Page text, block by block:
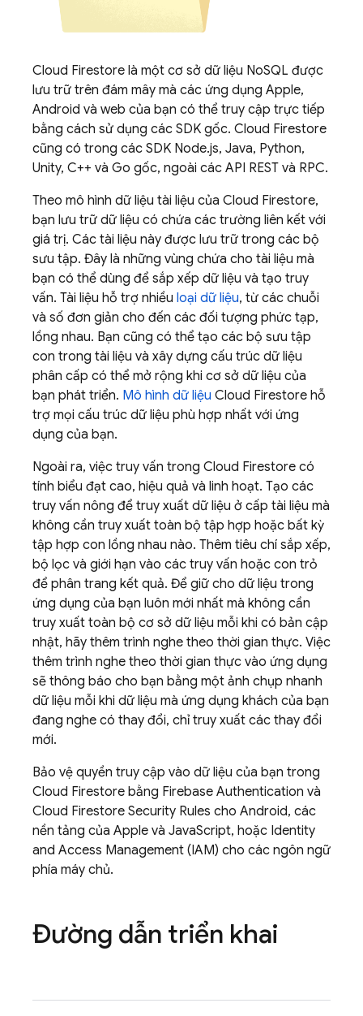
Cloud Firestore là một cơ sở dữ liệu NoSQL được
lưu trữ trên đám mây mà các ứng dụng Apple,
Android và web của bạn có thể truy cập trực tiếp
bằng cách sử dụng các SDK gốc. Cloud Firestore
cũng có trong các SDK Node.js, Java, Python,
Unity, C++ và Go gốc, ngoài các API REST và RPC.
Theo mô hình dữ liệu tài liệu của Cloud Firestore,
bạn lưu trữ dữ liệu có chứa các trường liên kết với
giá trị. Các tài liệu này được lưu trữ trong các bộ
sưu tập. Đây là những vùng chứa cho tài liệu mà
bạn có thể dùng để sắp xếp dữ liệu và tạo truy
vấn. Tài liệu hỗ trợ nhiều loại dữ liệu, từ các chuỗi
và số đơn giản cho đến các đối tượng phức tạp,
lồng nhau. Bạn cũng có thể tạo các bộ sưu tập
con trong tài liệu và xây dựng cấu trúc dữ liệu
phân cấp có thể mở rộng khi cơ sở dữ liệu của
bạn phát triển. Mô hình dữ liệu Cloud Firestore hỗ
trợ mọi cấu trúc dữ liệu phù hợp nhất với ứng
dụng của bạn.
Ngoài ra, việc truy vấn trong Cloud Firestore có
tính biểu đạt cao, hiệu quả và linh hoạt. Tạo các
truy vấn nông để truy xuất dữ liệu ở cấp tài liệu mà
không cần truy xuất toàn bộ tập hợp hoặc bất kỳ
tập hợp con lồng nhau nào. Thêm tiêu chí sắp xếp,
bộ lọc và giới hạn vào các truy vấn hoặc con trỏ
để phân trang kết quả. Để giữ cho dữ liệu trong
ứng dụng của bạn luôn mới nhất mà không cần
truy xuất toàn bộ cơ sở dữ liệu mỗi khi có bản cập
nhật, hãy thêm trình nghe theo thời gian thực. Việc
thêm trình nghe theo thời gian thực vào ứng dụng
sẽ thông báo cho bạn bằng một ảnh chụp nhanh
dữ liệu mỗi khi dữ liệu mà ứng dụng khách của bạn
đang nghe có thay đổi, chỉ truy xuất các thay đổi
mới.
Bảo vệ quyền truy cập vào dữ liệu của bạn trong
Cloud Firestore bằng Firebase Authentication và
Cloud Firestore Security Rules cho Android, các
nền tảng của Apple và JavaScript, hoặc Identity
and Access Management (IAM) cho các ngôn ngữ
phía máy chủ.
Đường dẫn triển khai